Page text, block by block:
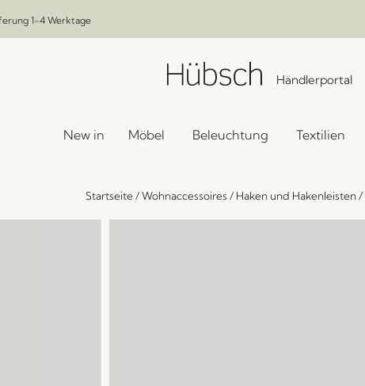
1-4 Werktage
Händlerportal
New in Möbel Beleuchtung Textilien
Startseite/Wohnaccessoires / Haken und Hakenleisten/